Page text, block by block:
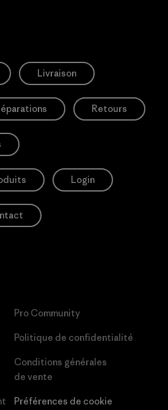
Livraison
Retours
Login
Pro Community
Politique de confidentialité
Conditions générales
de vente
Préférences de cookie